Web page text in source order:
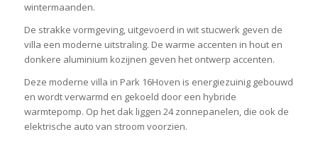
wintermaanden.
De strakke vormgeving, uitgevoerd in wit stucwerk geven de
villa een moderne uitstraling. De warme accenten in hout en
donkere aluminium kozijnen geven het ontwerp accenten.
Deze moderne villa in Park 16Hoven is energiezuinig gebouwd
en wordt verwarmd en gekoeld door een hybride
warmtepomp. Op het dak liggen 24 zonnepanelen, die ook de
elektrische auto van stroom voorzien.